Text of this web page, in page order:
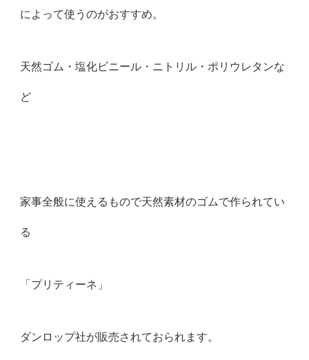
によって使うのがおすすめ。
天然ゴム・塩化ビニール・ニトリル・ポリウレタンな
ど
家事全般に使えるもので天然素材のゴムで作られてい
る
「プリティーネ」
ダンロップ社が販売されておられます。